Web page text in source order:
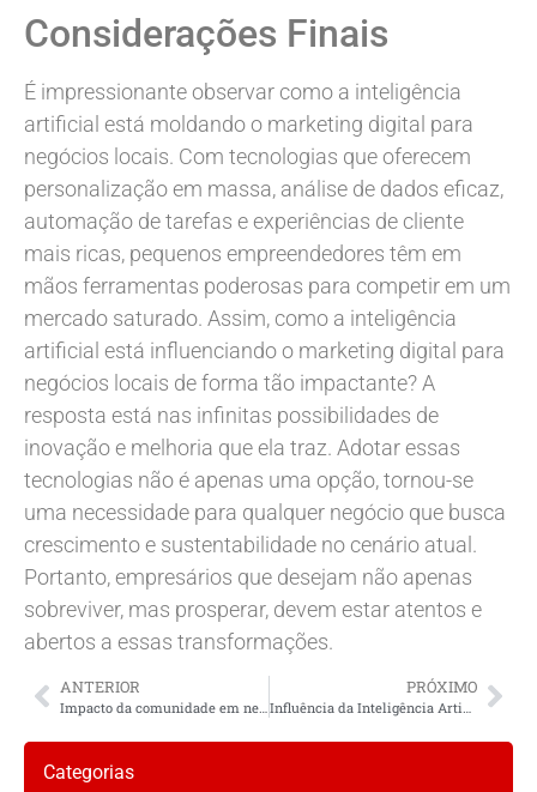
Considerações Finais
É impressionante observar como a inteligência
artificial está moldando o marketing digital para
negócios locais. Com tecnologias que oferecem
personalização em massa, análise de dados eficaz,
automação de tarefas e experiências de cliente
mais ricas, pequenos empreendedores têm em
mãos ferramentas poderosas para competir em um
mercado saturado. Assim, como a inteligência
artificial está influenciando o marketing digital para
negócios locais de forma tão impactante? A
resposta está nas infinitas possibilidades de
inovação e melhoria que ela traz. Adotar essas
tecnologias não é apenas uma opção, tornou-se
uma necessidade para qualquer negócio que busca
crescimento e sustentabilidade no cenário atual.
Portanto, empresários que desejam não apenas
sobreviver, mas prosperar, devem estar atentos e
abertos a essas transformações.
ANTERIOR PRÓXIMO
Categorias